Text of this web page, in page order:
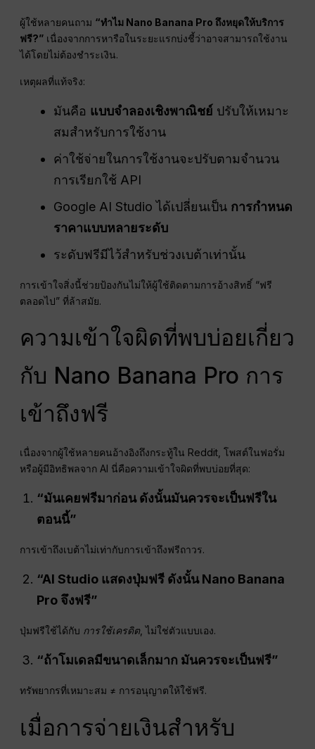
ผู้ใช้หลายคนถาม “ทำไม Nano Banana Pro ถึงหยุดให้บริการ
ฟรี?” เนื่องจากการหารือในระยะแรกบ่งชี้ว่าอาจสามารถใช้งาน
ได้โดยไม่ต้องชำระเงิน.
เหตุผลที่แท้จริง:
มันคือ แบบจำลองเชิงพาณิชย์ ปรับให้เหมาะ
สมสำหรับการใช้งาน
ค่าใช้จ่ายในการใช้งานจะปรับตามจำนวน
การเรียกใช้ API
Google AI Studio ได้เปลี่ยนเป็น การกำหนด
ราคาแบบหลายระดับ
ระดับฟรีมีไว้สำหรับช่วงเบต้าเท่านั้น
การเข้าใจสิ่งนี้ช่วยป้องกันไม่ให้ผู้ใช้ติดตามการอ้างสิทธิ์ “ฟรี
ตลอดไป” ที่ล้าสมัย.
ความเข้าใจผิดที่พบบ่อยเกี่ยว
กับ Nano Banana Pro การ
เข้าถึงฟรี
เนื่องจากผู้ใช้หลายคนอ้างอิงถึงกระทู้ใน Reddit, โพสต์ในฟอรั่ม
หรือผู้มีอิทธิพลจาก AI นี่คือความเข้าใจผิดที่พบบ่อยที่สุด:
“มันเคยฟรีมาก่อน ดังนั้นมันควรจะเป็นฟรีใน
ตอนนี้”
การเข้าถึงเบต้าไม่เท่ากับการเข้าถึงฟรีถาวร.
“AI Studio แสดงปุ่มฟรี ดังนั้น Nano Banana
Pro จึงฟรี”
ปุ่มฟรีใช้ได้กับ การใช้เครดิต, ไม่ใช่ตัวแบบเอง.
“ถ้าโมเดลมีขนาดเล็กมาก มันควรจะเป็นฟรี”
ทรัพยากรที่เหมาะสม ≠ การอนุญาตให้ใช้ฟรี.
เมื่อการจ่ายเงินสำหรับ